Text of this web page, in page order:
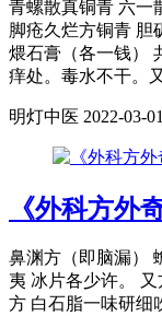
青螺散真铜青 六一
脚疮久烂方铜青 胆
煨石膏（各一钱）
痒处。毒水不干。
明灯中医 2022-03-01
《外科方外
鼻渊方（即脑漏）
夷 冰片各少许。
方 白石脂一味研细